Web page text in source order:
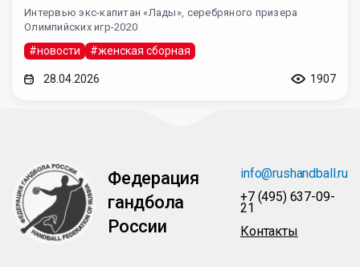
Интервью экс-капитан «Лады», серебряного призера
Олимпийских игр-2020
#новости #женская сборная
28.04.2026 1907
Федерация
гандбола
России
info@rushandball.ru
+7 (495) 637-09-
21
Контакты